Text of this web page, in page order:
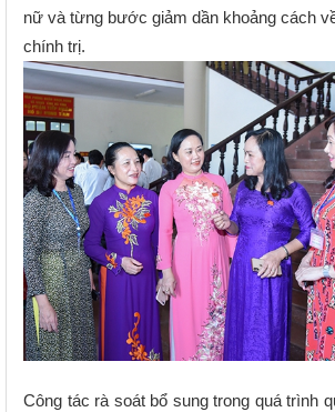
nữ và từng bước giảm dần khoảng cách
chính trị.
Công tác rà soát bổ sung trong quá trình